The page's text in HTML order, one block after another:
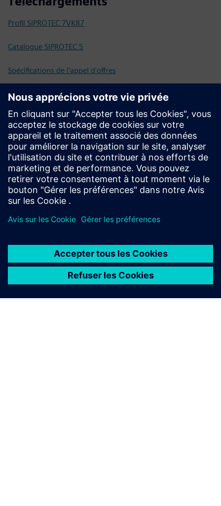
Profil SIPROTEC 7VK87
Catalogue SIPROTEC 5
Spécifications de l'appel d'offres
Configuration
Configurateur SIPROTEC 5
SiePortal - Boutique en ligne
SIPROTEC 7VK87 sur SiePortal
Documentation technique, Firmware, Exemples
d'applications Software et FAQ